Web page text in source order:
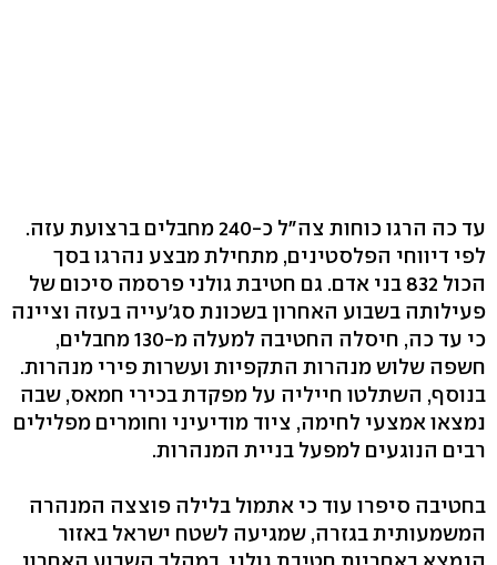
עד כה הרגו כוחות צה"ל כ-240 מחבלים ברצועת עזה.
לפי דיווחי הפלסטינים, מתחילת מבצע נהרגו בסך
הכול 832 בני אדם. גם חטיבת גולני פרסמה סיכום של
פעילותה בשבוע האחרון בשכונת סג'עייה בעזה וציינה
כי עד כה, חיסלה החטיבה למעלה מ-130 מחבלים,
חשפה שלוש מנהרות התקפיות ועשרות פירי מנהרות.
בנוסף, השתלטו חייליה על מפקדת בכירי חמאס, שבה
נמצאו אמצעי לחימה, ציוד מודיעיני וחומרים מפלילים
רבים הנוגעים למפעל בניית המנהרות.
בחטיבה סיפרו עוד כי אתמול בלילה פוצצה המנהרה
המשמעותית בגזרה, שמגיעה לשטח ישראל באזור